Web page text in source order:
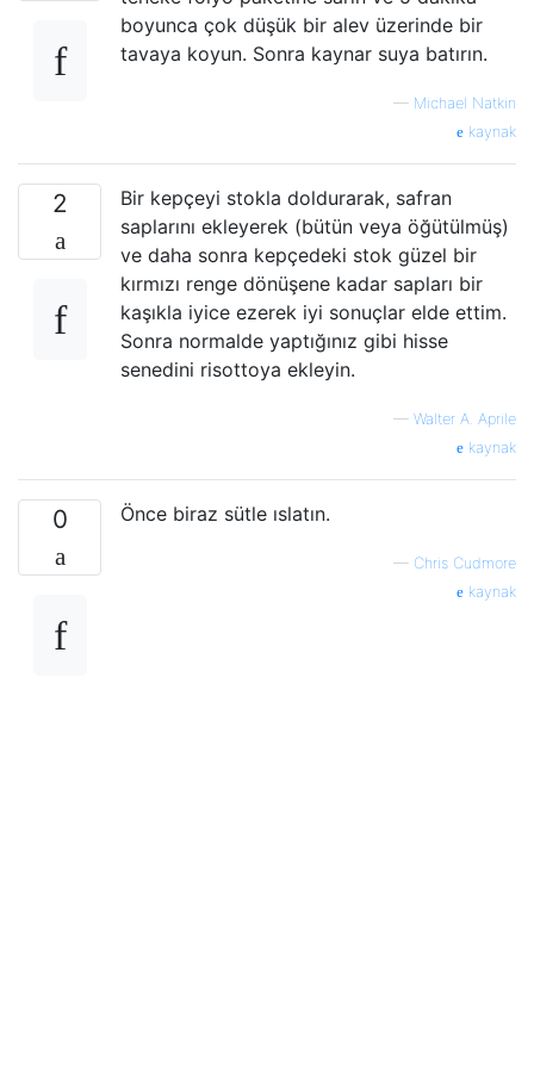
boyunca çok düşük bir alev üzerinde bir
tavaya koyun. Sonra kaynar suya batırın.
— Michael Natkin
kaynak
2
Bir kepçeyi stokla doldurarak, safran
saplarını ekleyerek (bütün veya öğütülmüş)
ve daha sonra kepçedeki stok güzel bir
kırmızı renge dönüşene kadar sapları bir
kaşıkla iyice ezerek iyi sonuçlar elde ettim.
Sonra normalde yaptığınız gibi hisse
senedini risottoya ekleyin.
— Walter A. Aprile
kaynak
0 Önce biraz sütle ıslatın.
— Chris Cudmore
kaynak